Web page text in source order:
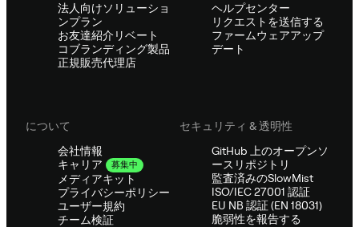
法人向けソリューショ
ンプラン
お友達紹介リベート
コブランディング製品
正規販売代理店
ヘルプセンター
リクエストを送信する
ファームウェアアップ
デート
について
会社情報
キャリア
募集中
メディアキット
プライバシーポリシー
ユーザー規約
チーム検証
セキュリティ & 透明性
GitHub 上のオープンソ
ースリポジトリ
監査済みのSlowMist
ISO/IEC 27001 認証
EU NB 認証 (EN 18031)
脆弱性を報告する